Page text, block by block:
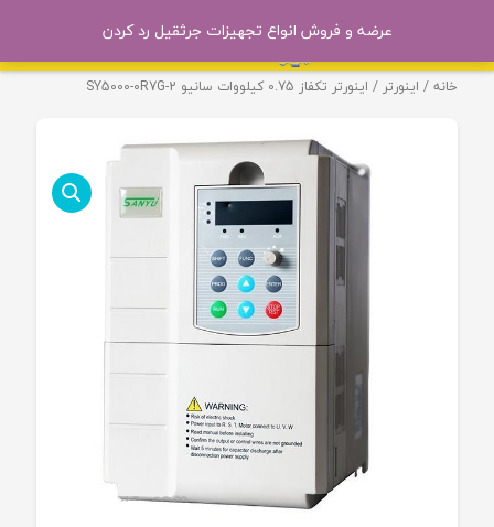
خانه/ اینورتر / اینورتر تکفاز 0.75 کیلووات سانیو SY5000-0R7G-2
عرضه و فروش انواع تجهیزات جرثقیل رد کردن